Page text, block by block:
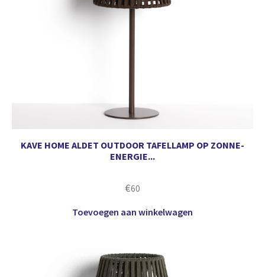
KAVE HOME ALDET OUTDOOR TAFELLAMP OP ZONNE-
ENERGIE...
€60
Toevoegen aan winkelwagen